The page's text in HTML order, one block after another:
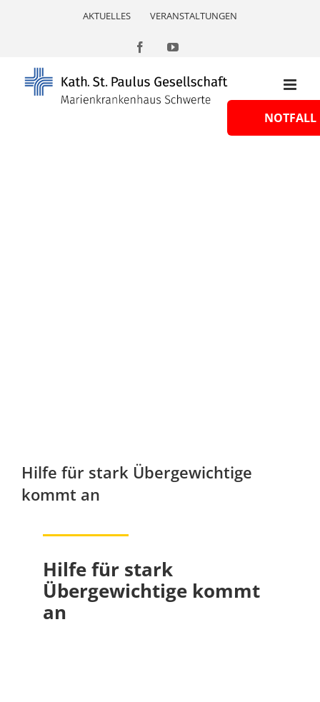
AKTUELLES VERANSTALTUNGEN
FacebookYouTube
Hilfe für stark Übergewichtige
kommt an
Hilfe für stark
Übergewichtige kommt
an
NOTFALL